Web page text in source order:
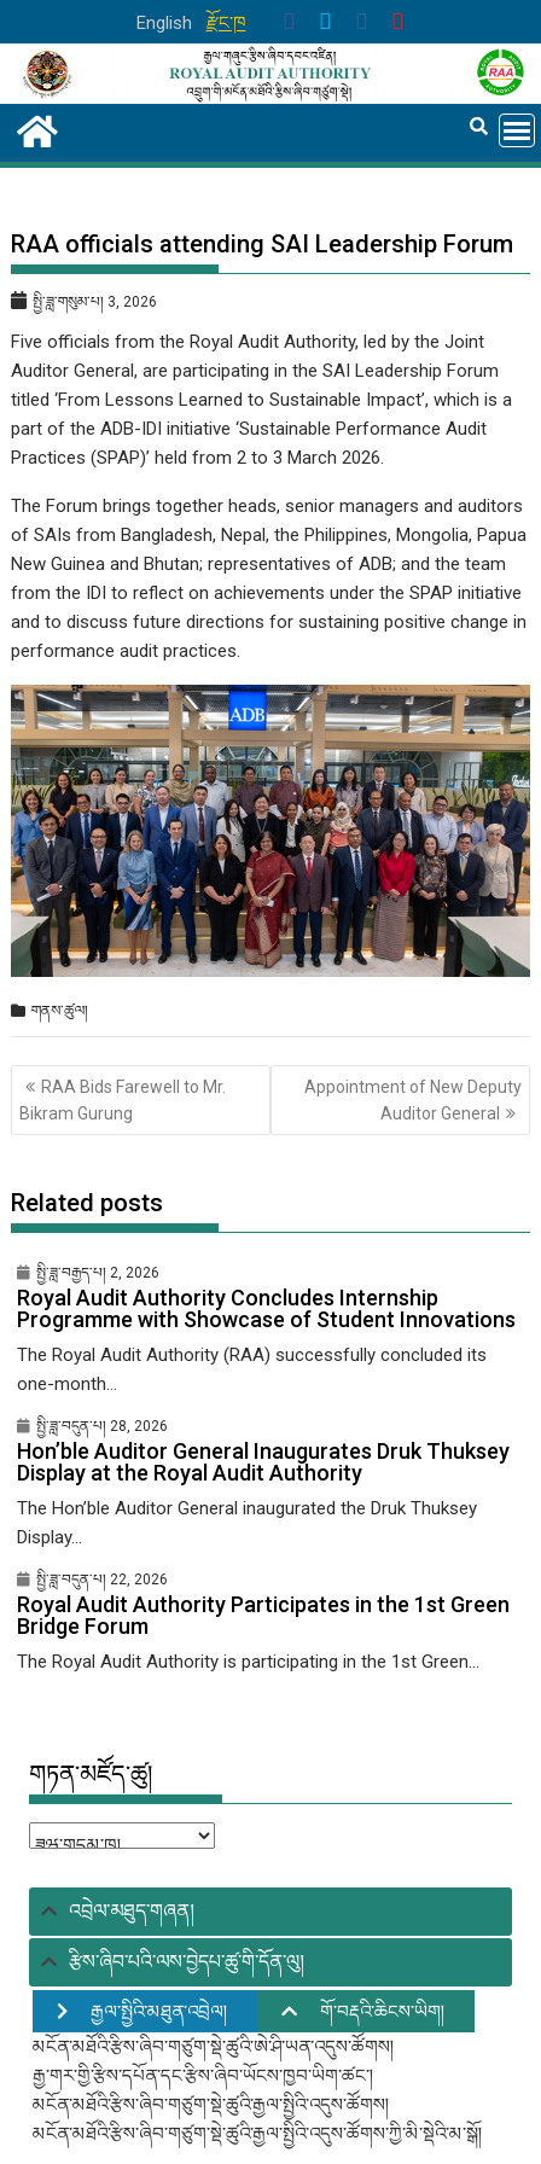
to
content
English རྫོང་ཁ
RAA officials attending SAI Leadership Forum
སྤྱི་ཟླ་གསུམ་པ། 3, 2026
Five officials from the Royal Audit Authority, led by the Joint
Auditor General, are participating in the SAI Leadership Forum
titled ‘From Lessons Learned to Sustainable Impact’, which is a
part of the ADB-IDI initiative ‘Sustainable Performance Audit
Practices (SPAP)’ held from 2 to 3 March 2026.
The Forum brings together heads, senior managers and auditors
of SAIs from Bangladesh, Nepal, the Philippines, Mongolia, Papua
New Guinea and Bhutan; representatives of ADB; and the team
from the IDI to reflect on achievements under the SPAP initiative
and to discuss future directions for sustaining positive change in
performance audit practices.
གནས་ཚུལ།
Post
གི་
འགྲུལ་
RAA Bids Farewell to Mr.
Bikram Gurung
Appointment of New Deputy
Auditor General
Related posts
སྤྱི་ཟླ་བརྒྱད་པ། 2, 2026
Royal Audit Authority Concludes Internship
Programme with Showcase of Student Innovations
The Royal Audit Authority (RAA) successfully concluded its
one-month...
སྤྱི་ཟླ་བདུན་པ། 28, 2026
Hon’ble Auditor General Inaugurates Druk Thuksey
Display at the Royal Audit Authority
The Hon’ble Auditor General inaugurated the Druk Thuksey
Display...
སྤྱི་ཟླ་བདུན་པ། 22, 2026
Royal Audit Authority Participates in the 1st Green
Bridge Forum
The Royal Audit Authority is participating in the 1st Green...
གཏན་མཛོད་ཚུ།
གཏན་
ཚུ།
འབྲེལ་མཐུད་གཞན།
རྩིས་ཞིབ་པའི་ལས་བྱེདཔ་ཚུ་གི་དོན་ལུ།
རྒྱལ་སྤྱིའི་མཐུན་འབྲེལ།
གོ་བརྡའི་ཆིངས་ཡིག།
མངོན་མཐོའི་རྩིས་ཞིབ་གཙུག་སྡེ་ཚུའི་ཨེ་ཤི་ཡན་འདུས་ཚོགས།
རྒྱ་གར་གྱི་རྩིས་དཔོན་དང་རྩིས་ཞིབ་ཡོངས་ཁྱབ་ཡིག་ཚང་།
མངོན་མཐོའི་རྩིས་ཞིབ་གཙུག་སྡེ་ཚུའི་རྒྱལ་སྤྱིའི་འདུས་ཚོགས།
མངོན་མཐོའི་རྩིས་ཞིབ་གཙུག་སྡེ་ཚུའི་རྒྱལ་སྤྱིའི་འདུས་ཚོགས་ཀྱི་མི་སྡེའི་མ་སྒོ།